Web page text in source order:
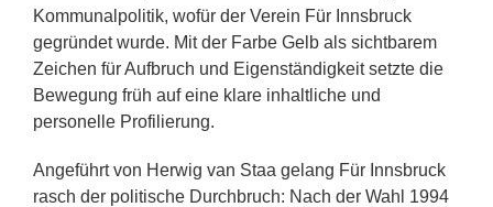
Kommunalpolitik, wofür der Verein Für Innsbruck
gegründet wurde. Mit der Farbe Gelb als sichtbarem
Zeichen für Aufbruch und Eigenständigkeit setzte die
Bewegung früh auf eine klare inhaltliche und
personelle Profilierung.
Angeführt von Herwig van Staa gelang Für Innsbruck
rasch der politische Durchbruch: Nach der Wahl 1994